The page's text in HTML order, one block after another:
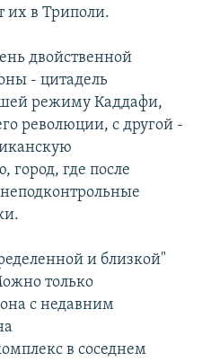
их в Триполи.
двойственной
- цитадель
режиму Каддафи,
революции, с другой -
где после
и близкой"
только
с недавним
в соседнем